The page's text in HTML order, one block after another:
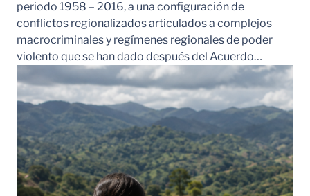
periodo 1958 – 2016, a una configuración de
conflictos regionalizados articulados a complejos
macrocriminales y regímenes regionales de poder
violento que se han dado después del Acuerdo…